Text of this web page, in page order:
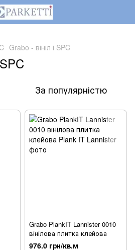
Grabo - вініл і SPC
За популярністю
Grabo PlankIT Lannister 0010
вінілова плитка клейова
976.0 грн/кв.м